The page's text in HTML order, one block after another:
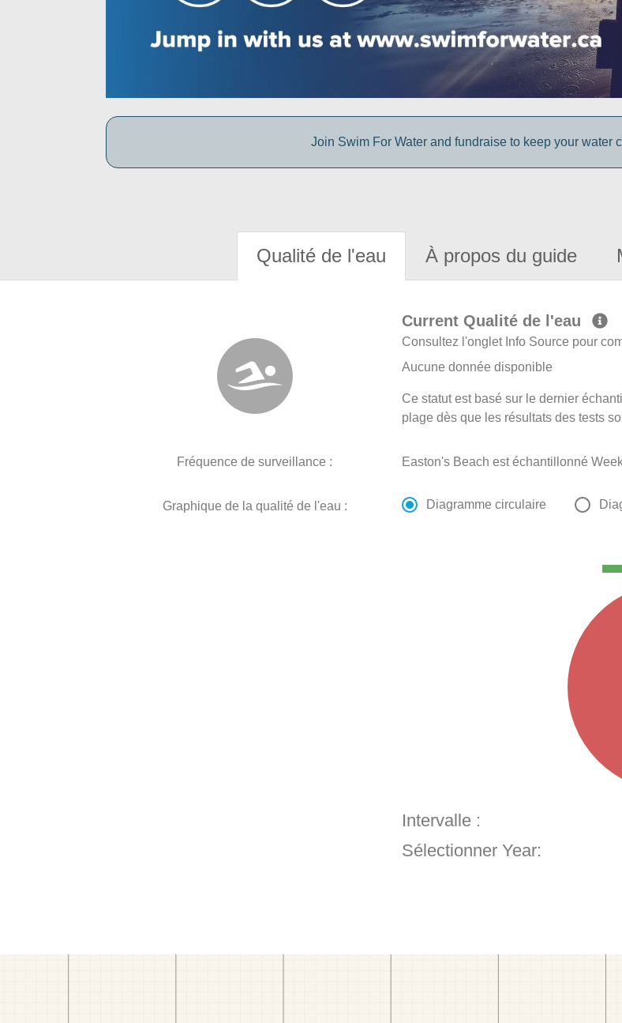
Join Swim For Water and fundraise to keep your water
Qualité de l'eau À propos du guide
Current Qualité de l'eau
Consultez l'onglet Info Source pour
Aucune donnée disponible
Ce statut est basé sur le dernier
plage dès que les résultats des tests
Fréquence de surveillance : Easton's Beach est échantillonné
Graphique de la qualité de l'eau : Diagramme circulaire
Intervalle :
Sélectionner Year: